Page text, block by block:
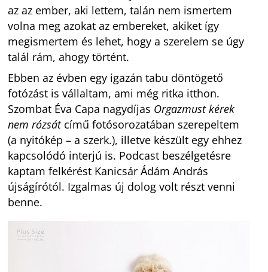
az az ember, aki lettem, talán nem ismertem
volna meg azokat az embereket, akiket így
megismertem és lehet, hogy a szerelem se úgy
talál rám, ahogy történt.
Ebben az évben egy igazán tabu döntögető
fotózást is vállaltam, ami még ritka itthon.
Szombat Éva Capa nagydíjas Orgazmust kérek
nem rózsátcímű fotósorozatában szerepeltem
(a nyitókép – a szerk.), illetve készült egy ehhez
kapcsolódó interjú is. Podcast beszélgetésre
kaptam felkérést Kanicsár Ádám András
újságírótól. Izgalmas új dolog volt részt venni
benne.